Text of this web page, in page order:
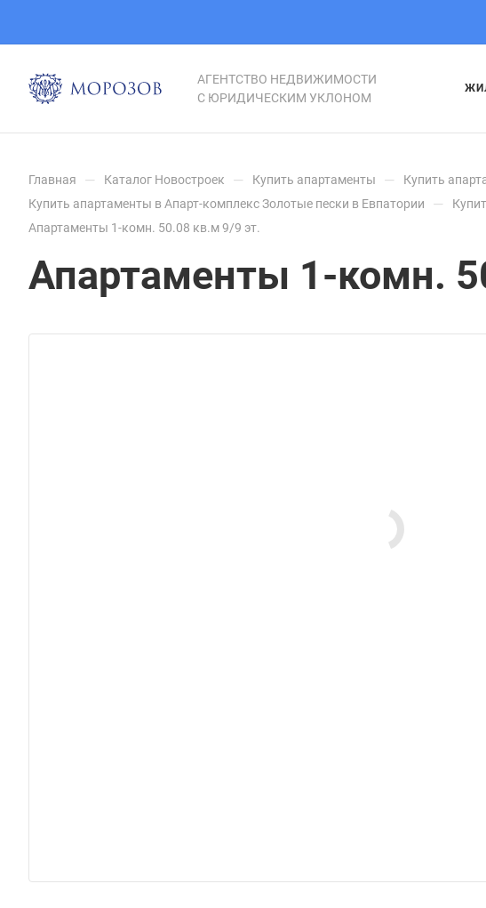
АГЕНТСТВО НЕДВИЖИМОСТИ
С ЮРИДИЧЕСКИМ УКЛОНОМ
Главная — Каталог Новостроек — Купить апартаменты — Купить
Купить апартаменты в Апарт-комплекс Золотые пески в Евпатории —
Апартаменты 1-комн. 50.08 кв.м 9/9 эт.
Апартаменты 1-комн.